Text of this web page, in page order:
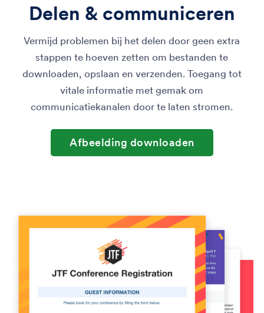
Delen & communiceren
Vermijd problemen bij het delen door geen extra
stappen te hoeven zetten om bestanden te
downloaden, opslaan en verzenden. Toegang tot
vitale informatie met gemak om
communicatiekanalen door te laten stromen.
Afbeelding downloaden